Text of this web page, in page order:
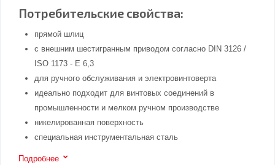
Потребительские свойства:
прямой шлиц
с внешним шестигранным приводом согласно DIN 3126 /
ISO 1173 - E 6,3
для ручного обслуживания и электровинтоверта
идеально подходит для винтовых соединений в
промышленности и мелком ручном производстве
никелированная поверхность
специальная инструментальная сталь
Подробнее